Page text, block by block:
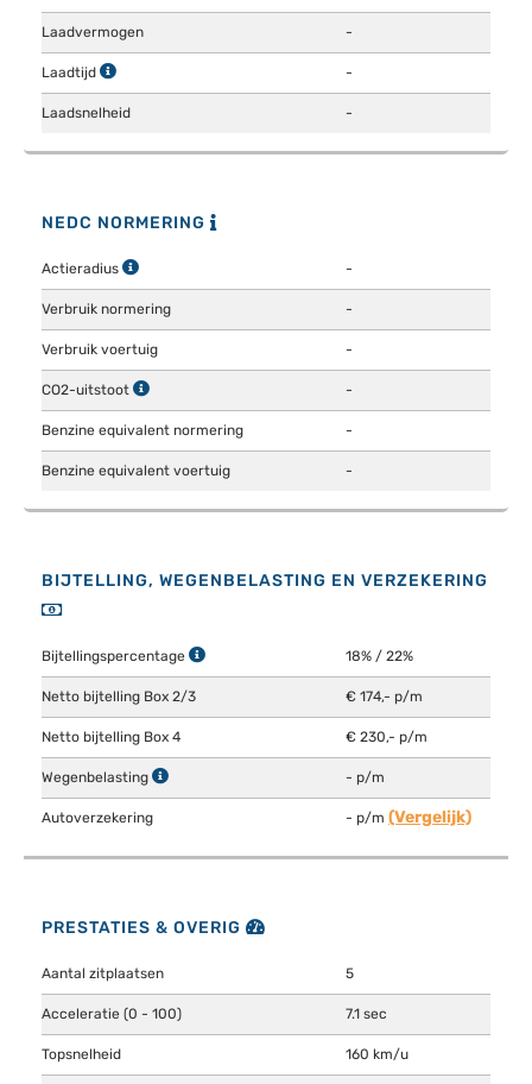
Laadvermogen -
Laadtijd -
Laadsnelheid -
NEDC NORMERING
Actieradius -
Verbruik normering -
Verbruik voertuig -
CO2-uitstoot -
Benzine equivalent normering -
Benzine equivalent voertuig -
BIJTELLING, WEGENBELASTING EN VERZEKERING
Bijtellingspercentage 18% / 22%
Netto bijtelling Box 2/3 € 174,- p/m
Netto bijtelling Box 4 € 230,- p/m
Wegenbelasting - p/m
Autoverzekering - p/m (Vergelijk)
PRESTATIES & OVERIG
Aantal zitplaatsen 5
Acceleratie (0 - 100) 7.1 sec
Topsnelheid 160 km/u